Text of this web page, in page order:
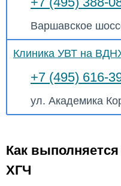
Варшавское
Клиника УВТ на
+7 (495) 616-
ул. Академика
Как
ХГЧ